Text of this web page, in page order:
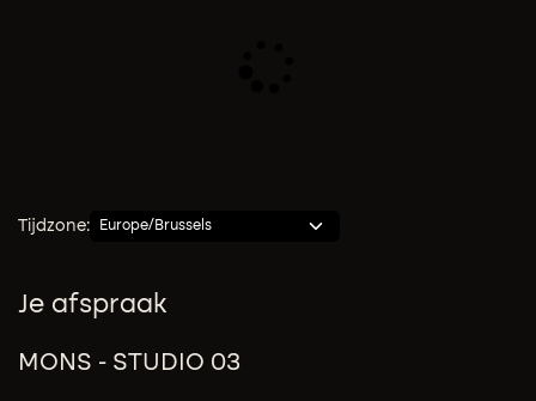
Tijdzone:
Je afspraak
MONS - STUDIO 03